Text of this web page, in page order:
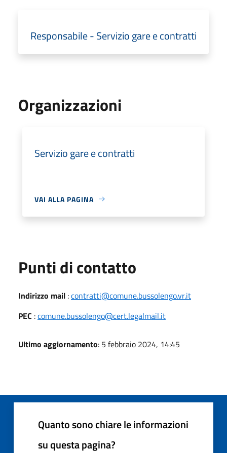
Responsabile - Servizio gare e contratti
Organizzazioni
Servizio gare e contratti
VAI ALLA PAGINA
Punti di contatto
Indirizzo mail :contratti@comune.bussolengo.vr.it
PEC :comune.bussolengo@cert.legalmail.it
Ultimo aggiornamento: 5 febbraio 2024, 14:45
Quanto sono chiare le informazioni
su questa pagina?